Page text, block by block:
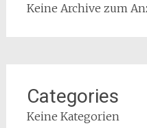
Keine Archive zum
Categories
Keine Kategorien